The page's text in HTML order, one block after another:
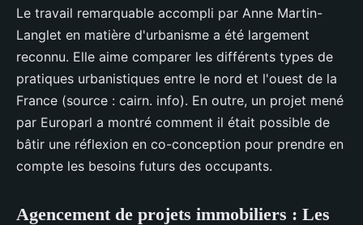
Le travail remarquable accompli par Anne Martin-
Langlet en matière d'urbanisme a été largement
reconnu. Elle aime comparer les différents types de
pratiques urbanistiques entre le nord et l'ouest de la
France (source : cairn. info). En outre, un projet mené
par Europarl a montré comment il était possible de
bâtir une réflexion en co-conception pour prendre en
compte les besoins futurs des occupants.
Agencement de projets immobiliers : Les